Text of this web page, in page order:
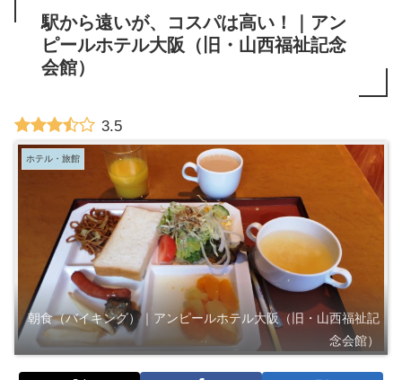
駅から遠いが、コスパは高い！｜アン
ピールホテル大阪（旧・山西福祉記念
会館）
3.5
ホテル・旅館
朝食（バイキング）｜アンピールホテル大阪（旧・山西福祉記
念会館）